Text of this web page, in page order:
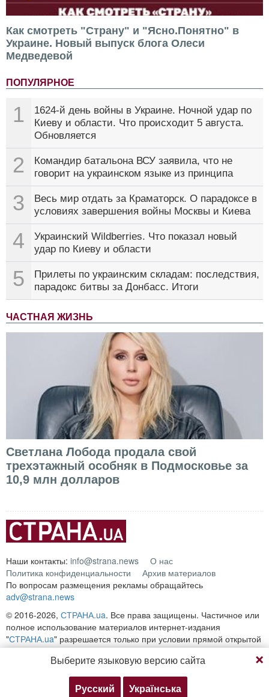
Как смотреть "Страну" и "Ясно.Понятно" в
Украине. Новый выпуск блога Олеси
Медведевой
ПОПУЛЯРНОЕ
1
1624-й день войны в Украине. Ночной удар по
Киеву и области. Что происходит 5 августа.
Обновляется
2
Командир батальона ВСУ заявила, что не
говорит на украинском языке из принципа
3
Весь мир отдать за Краматорск. О парадоксе в
условиях завершения войны Москвы и Киева
4
Украинский Wildberries. Что показал новый
удар по Киеву и области
5
Прилеты по украинским складам: последствия,
парадокс битвы за Донбасс. Итоги
ЧАСТНАЯ ЖИЗНЬ
Светлана Лобода продала свой
трехэтажный особняк в Подмосковье за
10,9 млн долларов
Наши контакты: info@strana.news
О нас
Политика конфиденциальности
Архив материалов
По вопросам размещения рекламы обращайтесь
adv@strana.news
© 2016-2026, СТРАНА.ua. Все права защищены. Частичное или
полное использование материалов интернет-издания
"СТРАНА.ua" разрешается только при условии прямой открытой
для поисковых систем гиперссылки на непосредственный адрес
материала на сайтеstrana.ua
Любое копирование, публикация, перепечатка или
воспроизведение информации, содержащей ссылку на
Выберите языковую версию сайта
Русский Українська